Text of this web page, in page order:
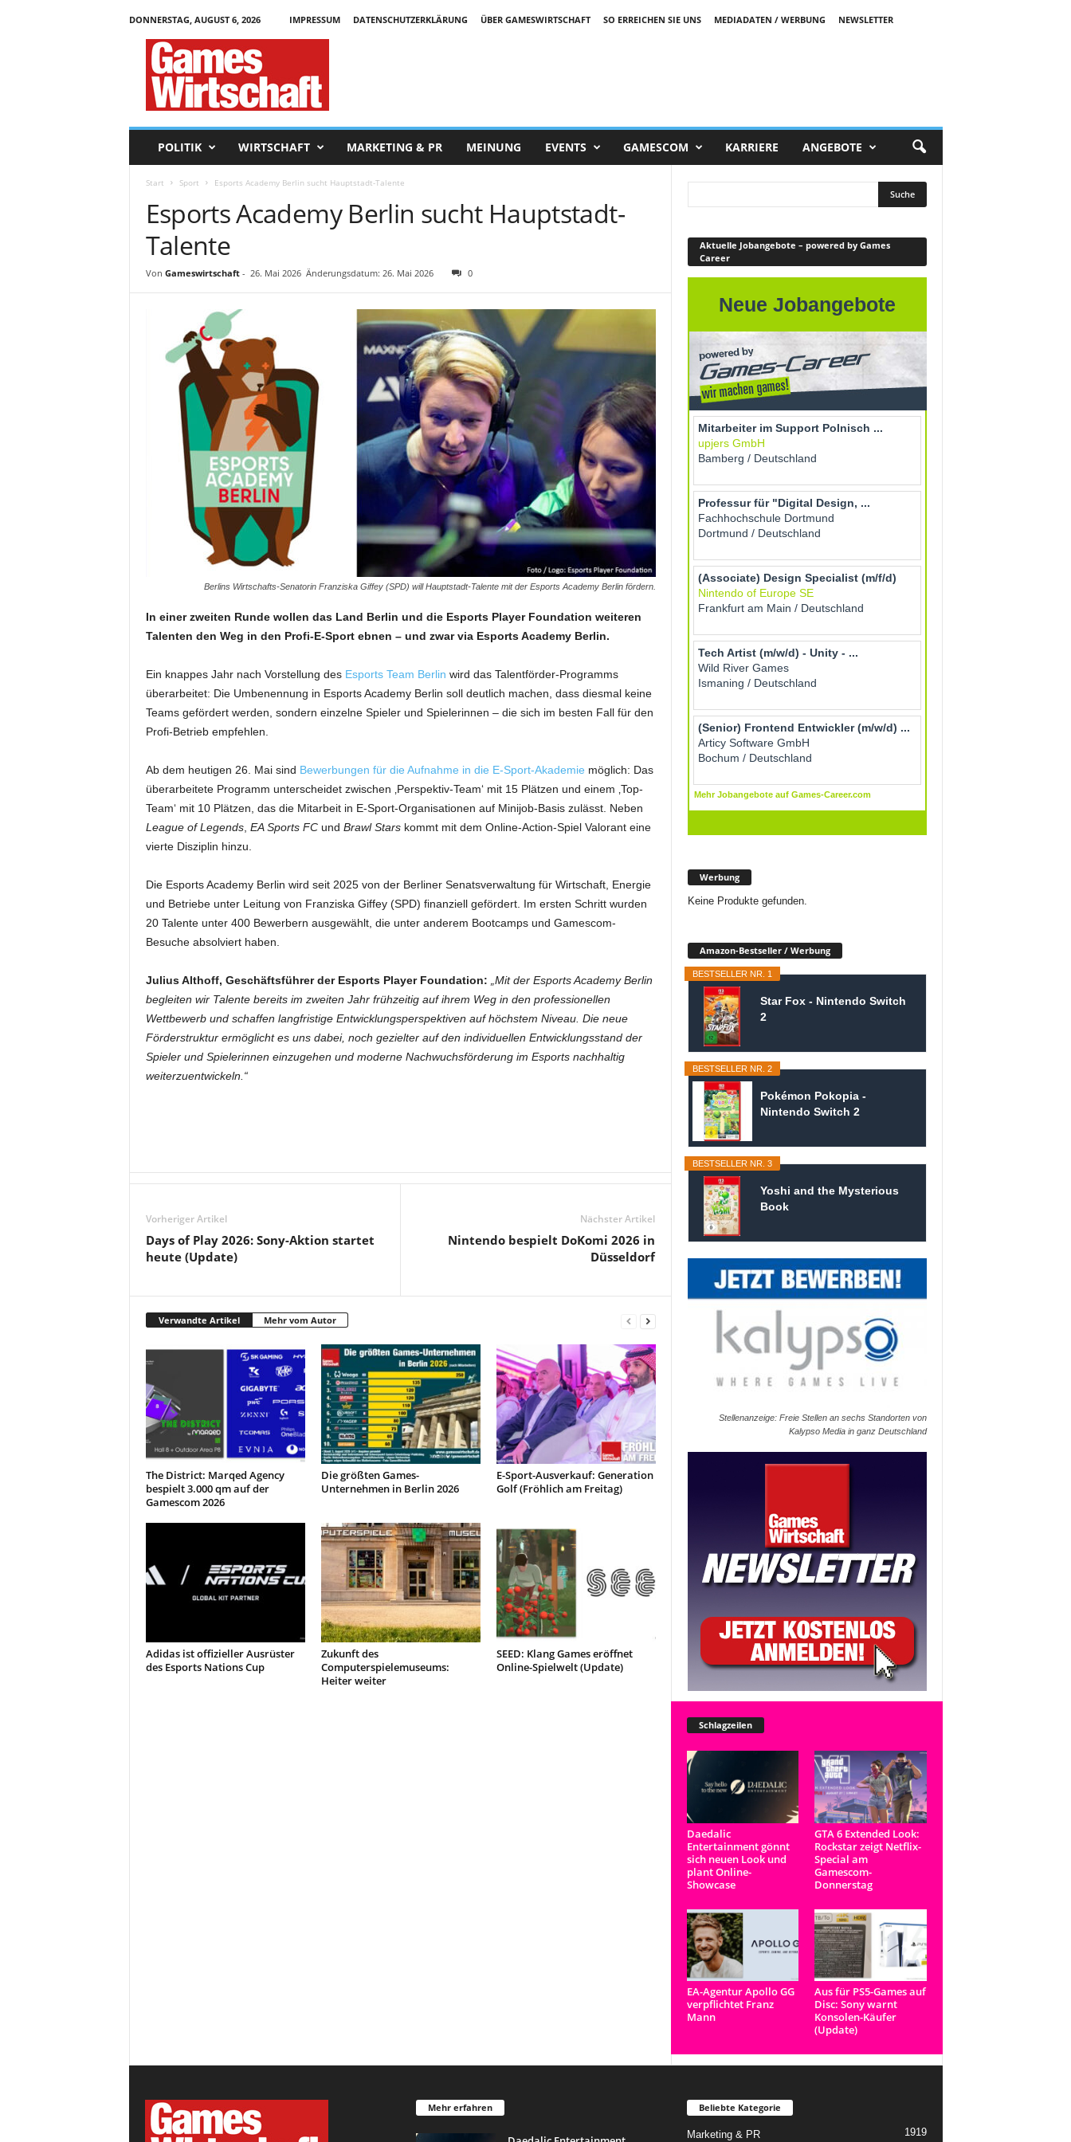
DONNERSTAG, AUGUST 6, 2026 IMPRESSUM DATENSCHUTZERKLÄRUNG ÜBER GAMESWIRTSCHAFT SO ERREICHEN SIE UNS MEDIADATEN / WERBUNG
NEWSLETTER
POLITIK WIRTSCHAFT MARKETING & PR MEINUNG EVENTS GAMESCOM KARRIERE ANGEBOTE
Start Sport Esports Academy Berlin sucht Hauptstadt-Talente
Esports Academy Berlin sucht Hauptstadt-
Talente
Von Gameswirtschaft- 26. Mai 2026 Änderungsdatum: 26. Mai 2026 0
Berlins Wirtschafts-Senatorin Franziska Giffey (SPD) will Hauptstadt-Talente mit der Esports Academy Berlin fördern.
In einer zweiten Runde wollen das Land Berlin und die Esports Player Foundation weiteren
Talenten den Weg in den Profi-E-Sport ebnen – und zwar via Esports Academy Berlin.
Ein knappes Jahr nach Vorstellung des Esports Team Berlin wird das Talentförder-Programms
überarbeitet: Die Umbenennung in Esports Academy Berlin soll deutlich machen, dass diesmal keine
Teams gefördert werden, sondern einzelne Spieler und Spielerinnen – die sich im besten Fall für den
Profi-Betrieb empfehlen.
Ab dem heutigen 26. Mai sind Bewerbungen für die Aufnahme in die E-Sport-Akademie möglich: Das
überarbeitete Programm unterscheidet zwischen ‚Perspektiv-Team‘ mit 15 Plätzen und einem ‚Top-
Team‘ mit 10 Plätzen, das die Mitarbeit in E-Sport-Organisationen auf Minijob-Basis zulässt. Neben
League of Legends, EA Sports FCund Brawl Starskommt mit dem Online-Action-Spiel Valorant eine
vierte Disziplin hinzu.
Die Esports Academy Berlin wird seit 2025 von der Berliner Senatsverwaltung für Wirtschaft, Energie
und Betriebe unter Leitung von Franziska Giffey (SPD) finanziell gefördert. Im ersten Schritt wurden
20 Talente unter 400 Bewerbern ausgewählt, die unter anderem Bootcamps und Gamescom-
Besuche absolviert haben.
Julius Althoff, Geschäftsführer der Esports Player Foundation:
„Mit der Esports Academy Berlin
begleiten wir Talente bereits im zweiten Jahr frühzeitig auf ihrem Weg in den professionellen
Wettbewerb und schaffen langfristige Entwicklungsperspektiven auf höchstem Niveau. Die neue
Förderstruktur ermöglicht es uns dabei, noch gezielter auf den individuellen Entwicklungsstand der
Spieler und Spielerinnen einzugehen und moderne Nachwuchsförderung im Esports nachhaltig
weiterzuentwickeln.“
Vorheriger Artikel
Days of Play 2026: Sony-Aktion startet
heute (Update)
Nächster Artikel
Nintendo bespielt DoKomi 2026 in
Düsseldorf
Verwandte Artikel Mehr vom Autor
The District: Marqed Agency
bespielt 3.000 qm auf der
Gamescom 2026
Die größten Games-
Unternehmen in Berlin 2026
E-Sport-Ausverkauf: Generation
Golf (Fröhlich am Freitag)
Adidas ist offizieller Ausrüster
des Esports Nations Cup
Zukunft des
Computerspielemuseums:
Heiter weiter
SEED: Klang Games eröffnet
Online-Spielwelt (Update)
Aktuelle Jobangebote – powered by Games
Career
Werbung
Keine Produkte gefunden.
Amazon-Bestseller / Werbung
BESTSELLER NR. 1
Star Fox - Nintendo Switch
2
BESTSELLER NR. 2
Pokémon Pokopia -
Nintendo Switch 2
BESTSELLER NR. 3
Yoshi and the Mysterious
Book
Stellenanzeige: Freie Stellen an sechs Standorten von
Kalypso Media in ganz Deutschland
Schlagzeilen
Daedalic
Entertainment gönnt
sich neuen Look und
plant Online-
Showcase
GTA 6 Extended Look:
Rockstar zeigt Netflix-
Special am
Gamescom-
Donnerstag
EA-Agentur Apollo GG
verpflichtet Franz
Mann
Aus für PS5-Games auf
Disc: Sony warnt
Konsolen-Käufer
(Update)
Mehr erfahren Beliebte Kategorie
Marketing & PR 1919